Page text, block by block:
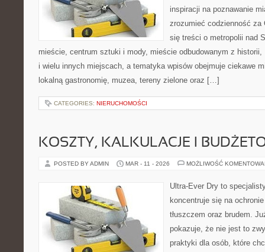
inspiracji na poznawanie
zrozumieć codzienność za
się treści o metropolii nad
mieście, centrum sztuki i mody, mieście odbudowanym z
i wielu innych miejscach, a tematyka wpisów obejmuje ciekawe
lokalną gastronomię, muzea, tereny zielone oraz […]
CATEGORIES: NIERUCHOMOŚCI
KOSZTY, KALKULACJE I
POSTED BY ADMIN MAR - 11 - 2026 MOŻLIWOŚĆ
Ultra-Ever Dry to
koncentruje się na
tłuszczem oraz brudem.
pokazuje, że nie jest to
praktyki dla osób, które